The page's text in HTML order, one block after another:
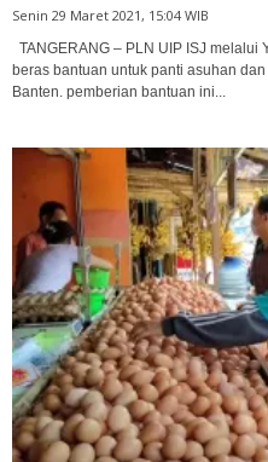
Senin 29 Maret 2021, 15:04 WIB
TANGERANG – PLN UIP ISJ melalui
beras bantuan untuk panti asuhan
Banten. pemberian bantuan ini...